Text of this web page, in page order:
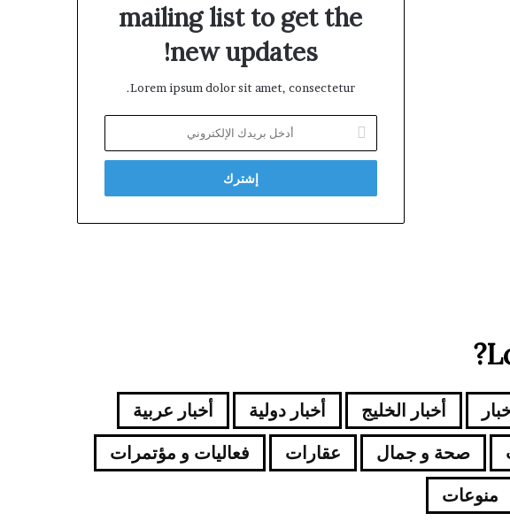
mailing list to get the
new updates!
Lorem ipsum dolor sit amet, consectetur.
بريدك
الإلكتروني
أخبار الخليج أخبار دولية
أخبار عربية
صحة و جمال عقارات
فعاليات و مؤتمرات
منوعات